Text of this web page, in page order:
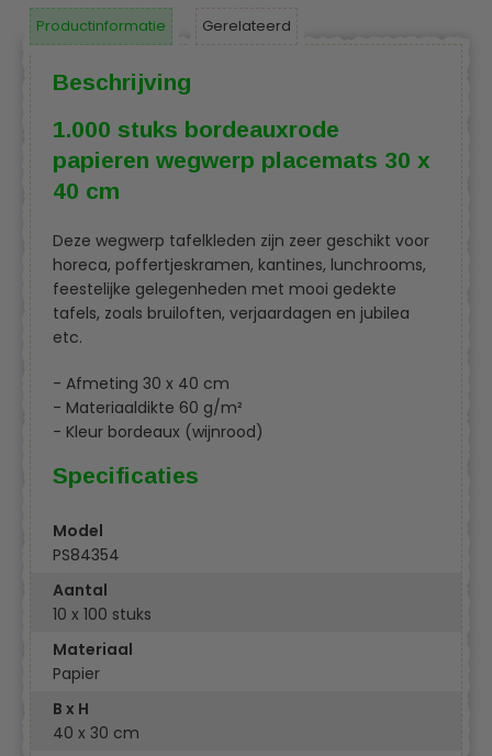
Productinformatie Gerelateerd
Beschrijving
1.000 stuks bordeauxrode
papieren wegwerp placemats 30 x
40 cm
Deze wegwerp tafelkleden zijn zeer geschikt voor
horeca, poffertjeskramen, kantines, lunchrooms,
feestelijke gelegenheden met mooi gedekte
tafels, zoals bruiloften, verjaardagen en jubilea
etc.
- Afmeting 30 x 40 cm
- Materiaaldikte 60 g/m²
- Kleur bordeaux (wijnrood)
Specificaties
Model
PS84354
Aantal
10 x 100 stuks
Materiaal
Papier
B x H
40 x 30 cm